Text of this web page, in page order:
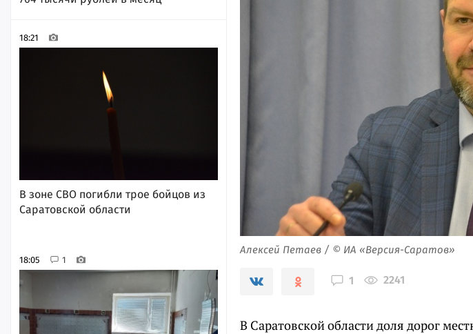
18:21
В зоне СВО погибли трое бойцов из
Саратовской области
18:05 1
Алексей Петаев / © ИА «Версия-Саратов»
1 2241
В Саратовской области доля дорог